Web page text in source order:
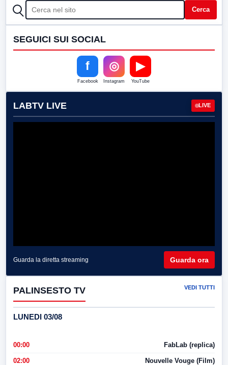
CERCA Cerca
SEGUICI SUI SOCIAL
f
Facebook
◎
Instagram
▶
YouTube
LABTV LIVE LIVE
Guarda la diretta streaming Guarda ora
PALINSESTO TV VEDI TUTTI
LUNEDI 03/08
00:00 FabLab (replica)
02:00 Nouvelle Vouge (Film)